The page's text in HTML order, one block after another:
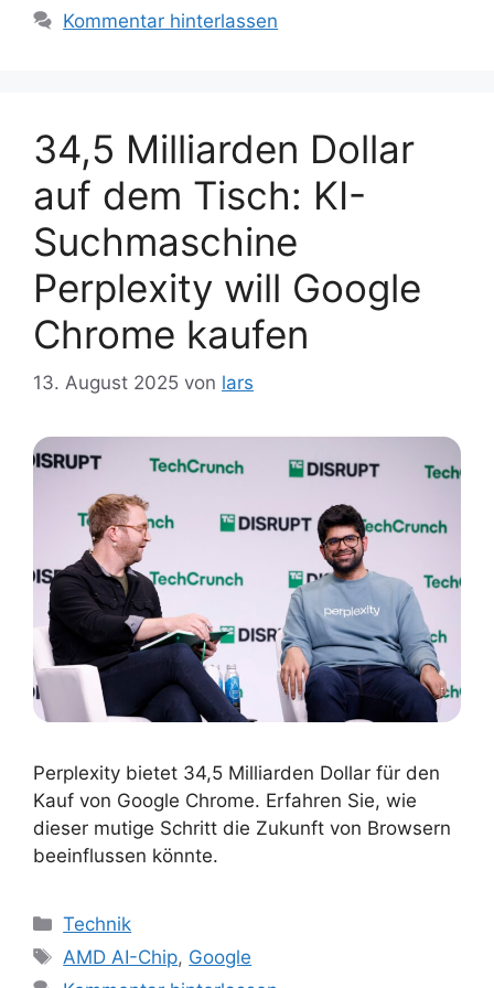
Kommentar hinterlassen
34,5 Milliarden Dollar
auf dem Tisch: KI-
Suchmaschine
Perplexity will Google
Chrome kaufen
13. August 2025 von lars
Perplexity bietet 34,5 Milliarden Dollar für den
Kauf von Google Chrome. Erfahren Sie, wie
dieser mutige Schritt die Zukunft von Browsern
beeinflussen könnte.
Kategorien
Technik
Schlagwörter
AMD AI-Chip, Google